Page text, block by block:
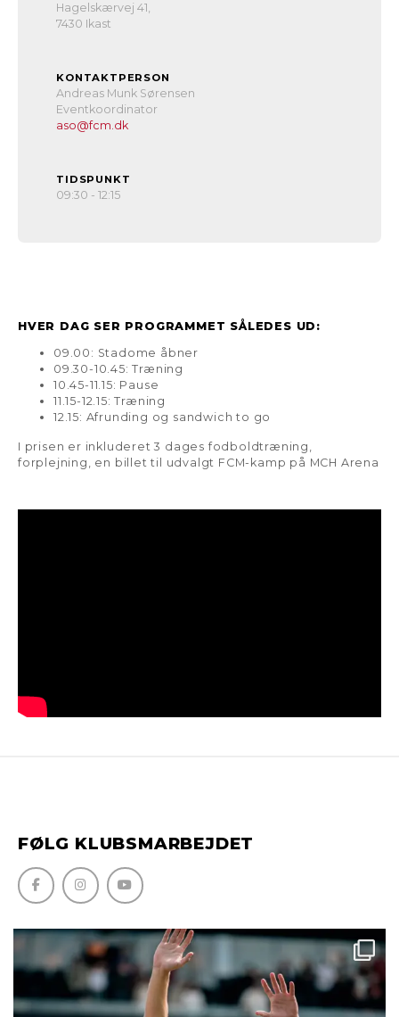
Hagelskærvej 41,
7430 Ikast
KONTAKTPERSON
Andreas Munk Sørensen
Eventkoordinator
aso@fcm.dk
TIDSPUNKT
09:30 - 12:15
HVER DAG SER PROGRAMMET SÅLEDES UD:
09.00: Stadome åbner
09.30-10.45: Træning
10.45-11.15: Pause
11.15-12.15: Træning
12.15: Afrunding og sandwich to go
I prisen er inkluderet 3 dages fodboldtræning,
forplejning, en billet til udvalgt FCM-kamp på MCH Arena
FØLG KLUBSMARBEJDET